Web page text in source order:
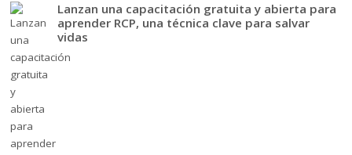
Lanzan una capacitación gratuita y abierta para
aprender RCP, una técnica clave para salvar
vidas